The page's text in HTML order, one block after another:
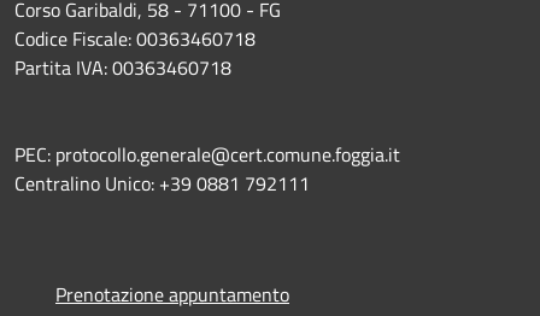
Corso Garibaldi, 58 - 71100 - FG
Codice Fiscale: 00363460718
Partita IVA: 00363460718
PEC: protocollo.generale@cert.comune.foggia.it
Centralino Unico: +39 0881 792111
Prenotazione appuntamento